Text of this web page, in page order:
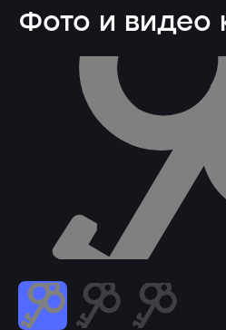
Фото и видео